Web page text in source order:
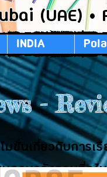
(UAE)
INDIA
-
มชั่นเกี่ยวกับการ
นภาษาอังกฤษที่ดู